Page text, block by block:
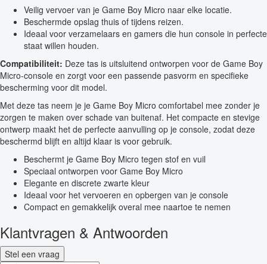
Veilig vervoer van je Game Boy Micro naar elke locatie.
Beschermde opslag thuis of tijdens reizen.
Ideaal voor verzamelaars en gamers die hun console in perfecte
staat willen houden.
Compatibiliteit: Deze tas is uitsluitend ontworpen voor de Game Boy
Micro-console en zorgt voor een passende pasvorm en specifieke
bescherming voor dit model.
Met deze tas neem je je Game Boy Micro comfortabel mee zonder je
zorgen te maken over schade van buitenaf. Het compacte en stevige
ontwerp maakt het de perfecte aanvulling op je console, zodat deze
beschermd blijft en altijd klaar is voor gebruik.
Beschermt je Game Boy Micro tegen stof en vuil
Speciaal ontworpen voor Game Boy Micro
Elegante en discrete zwarte kleur
Ideaal voor het vervoeren en opbergen van je console
Compact en gemakkelijk overal mee naartoe te nemen
Klantvragen & Antwoorden
Stel een vraag